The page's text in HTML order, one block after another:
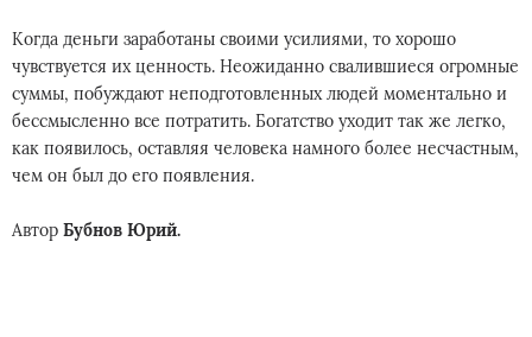
Когда деньги заработаны своими усилиями, то хорошо
чувствуется их ценность. Неожиданно свалившиеся огромные
суммы, побуждают неподготовленных людей моментально и
бессмысленно все потратить. Богатство уходит так же легко,
как появилось, оставляя человека намного более несчастным,
чем он был до его появления.
Автор Бубнов Юрий.